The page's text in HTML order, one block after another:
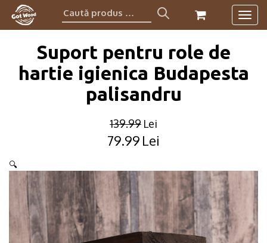
Caută
produs:
Suport pentru role de
hartie igienica Budapesta
palisandru
139.99 Lei
Original
was:
139.99lei.
79.99 Lei
Current
is:
79.99lei.
🔍